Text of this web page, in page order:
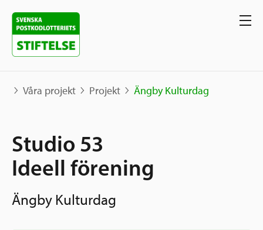
Projekt
Karta
Berättelser
Våra stöd
Sverige och övriga världen
Våra projekt Projekt Ängby Kulturdag
Studio 53
Ideell förening
Ängby Kulturdag